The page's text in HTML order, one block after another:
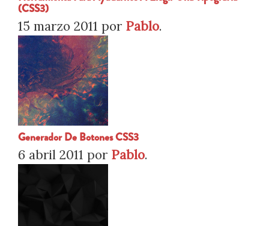
(CSS3)
15 marzo 2011 por Pablo.
Generador De Botones CSS3
6 abril 2011 por Pablo.